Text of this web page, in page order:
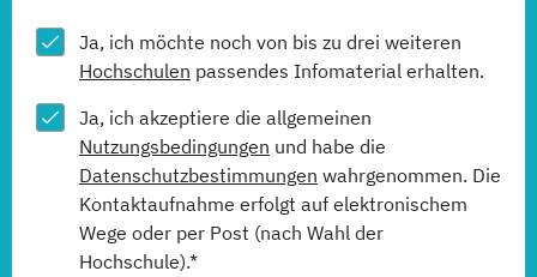
Ja, ich möchte noch von bis zu drei weiteren
Hochschulen passendes Infomaterial erhalten.
Ja, ich akzeptiere die allgemeinen
Nutzungsbedingungen und habe die
Datenschutzbestimmungen wahrgenommen. Die
Kontaktaufnahme erfolgt auf elektronischem
Wege oder per Post (nach Wahl der
Hochschule).*